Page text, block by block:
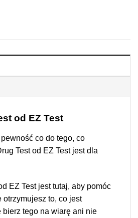
od EZ Test
co do tego, co
Test od EZ Test jest dla
EZ Test jest tutaj, aby pomóc
to, co jest
bierz tego na wiarę ani nie